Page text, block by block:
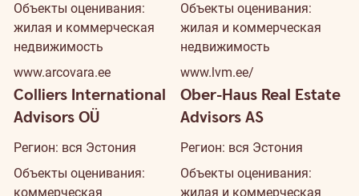
Объекты оценивания:
жилая и коммерческая
недвижимость
www.arcovara.ee
Объекты оценивания:
жилая и коммерческая
недвижимость
www.lvm.ee/
Colliers International
Advisors OÜ
Регион: вся Эстония
Объекты оценивания:
коммерческая
Ober-Haus Real Estate
Advisors AS
Регион: вся Эстония
Объекты оценивания:
жилая и коммерческая